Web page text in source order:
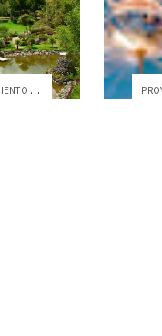
ODS LEADER, UN NUEVO RECONOCIMIENTO A L...